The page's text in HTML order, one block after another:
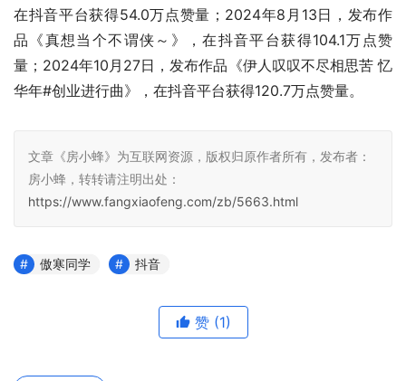
在抖音平台获得54.0万点赞量；2024年8月13日，发布作
品《真想当个不谓侠～》，在抖音平台获得104.1万点赞
量；2024年10月27日，发布作品《伊人叹叹不尽相思苦 忆
华年#创业进行曲》，在抖音平台获得120.7万点赞量。
文章《房小蜂》为互联网资源，版权归原作者所有，发布者：
房小蜂，转转请注明出处：
https://www.fangxiaofeng.com/zb/5663.html
傲寒同学 抖音
赞 (1)